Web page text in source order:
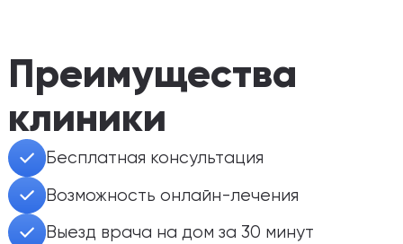
Преимущества
клиники
Бесплатная консультация
Возможность онлайн-лечения
Выезд врача на дом за 30 минут